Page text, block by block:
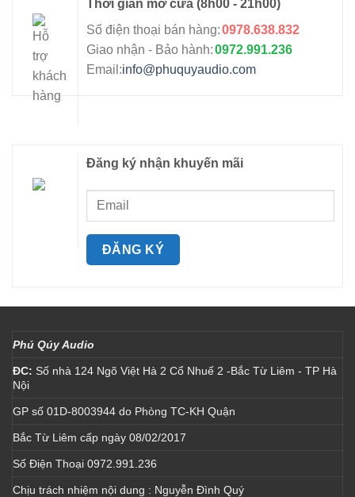
Thời gian mở cửa(8h00 - 21h00)
Số điện thoại bán hàng:0978.638.832
Giao nhận - Bảo hành:0972.991.236
Email:info@phuquyaudio.com
Đăng ký nhận khuyến mãi
Phú Qúy Audio
ĐC: Số nhà 124 Ngõ Việt Hà 2 Cổ Nhuế 2 -Bắc Từ Liêm - TP Hà
Nội
GP số 01D-8003944 do Phòng TC-KH Quận
Bắc Từ Liêm cấp ngày 08/02/2017
Số Điện Thoại 0972.991.236
Chịu trách nhiệm nội dung : Nguyễn Đình Quý